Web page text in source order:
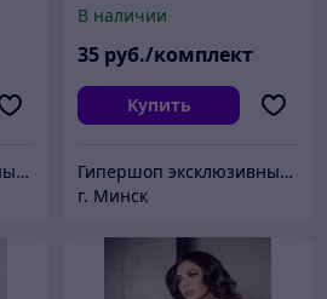
Гипершоп эксклюзивных товаров
В наличии
35 руб./комплект
Купить
Гипершоп эксклюзивных товаров
г. Минск